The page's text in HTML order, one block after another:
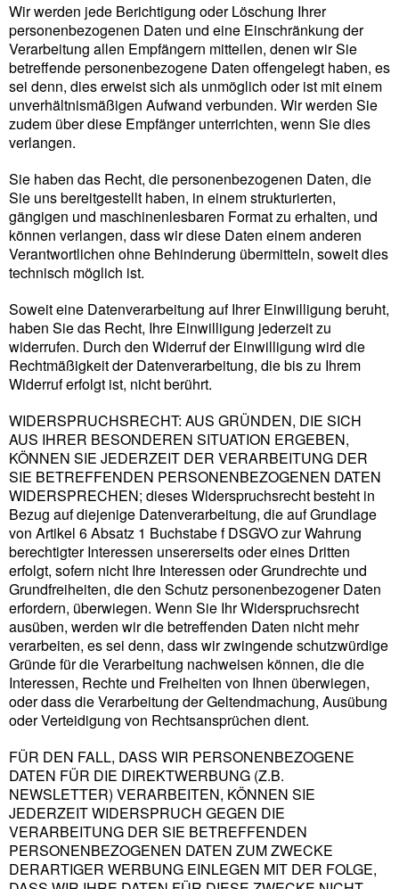
Wir werden jede Berichtigung oder Löschung Ihrer
personenbezogenen Daten und eine Einschränkung der
Verarbeitung allen Empfängern mitteilen, denen wir Sie
betreffende personenbezogene Daten offengelegt haben, es
sei denn, dies erweist sich als unmöglich oder ist mit einem
unverhältnismäßigen Aufwand verbunden. Wir werden Sie
zudem über diese Empfänger unterrichten, wenn Sie dies
verlangen.
Sie haben das Recht, die personenbezogenen Daten, die
Sie uns bereitgestellt haben, in einem strukturierten,
gängigen und maschinenlesbaren Format zu erhalten, und
können verlangen, dass wir diese Daten einem anderen
Verantwortlichen ohne Behinderung übermitteln, soweit dies
technisch möglich ist.
Soweit eine Datenverarbeitung auf Ihrer Einwilligung beruht,
haben Sie das Recht, Ihre Einwilligung jederzeit zu
widerrufen. Durch den Widerruf der Einwilligung wird die
Rechtmäßigkeit der Datenverarbeitung, die bis zu Ihrem
Widerruf erfolgt ist, nicht berührt.
WIDERSPRUCHSRECHT: AUS GRÜNDEN, DIE SICH
AUS IHRER BESONDEREN SITUATION ERGEBEN,
KÖNNEN SIE JEDERZEIT DER VERARBEITUNG DER
SIE BETREFFENDEN PERSONENBEZOGENEN DATEN
WIDERSPRECHEN; dieses Widerspruchsrecht besteht in
Bezug auf diejenige Datenverarbeitung, die auf Grundlage
von Artikel 6 Absatz 1 Buchstabe f DSGVO zur Wahrung
berechtigter Interessen unsererseits oder eines Dritten
erfolgt, sofern nicht Ihre Interessen oder Grundrechte und
Grundfreiheiten, die den Schutz personenbezogener Daten
erfordern, überwiegen. Wenn Sie Ihr Widerspruchsrecht
ausüben, werden wir die betreffenden Daten nicht mehr
verarbeiten, es sei denn, dass wir zwingende schutzwürdige
Gründe für die Verarbeitung nachweisen können, die die
Interessen, Rechte und Freiheiten von Ihnen überwiegen,
oder dass die Verarbeitung der Geltendmachung, Ausübung
oder Verteidigung von Rechtsansprüchen dient.
FÜR DEN FALL, DASS WIR PERSONENBEZOGENE
DATEN FÜR DIE DIREKTWERBUNG (Z.B.
NEWSLETTER) VERARBEITEN, KÖNNEN SIE
JEDERZEIT WIDERSPRUCH GEGEN DIE
VERARBEITUNG DER SIE BETREFFENDEN
PERSONENBEZOGENEN DATEN ZUM ZWECKE
DERARTIGER WERBUNG EINLEGEN MIT DER FOLGE,